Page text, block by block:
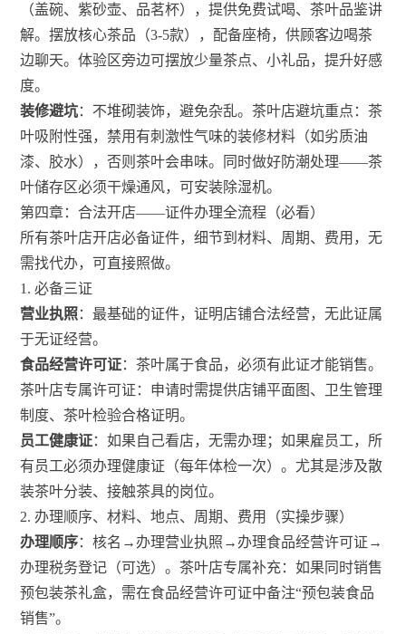
（盖碗、紫砂壶、品茗杯），提供免费试喝、茶叶品鉴讲
解。摆放核心茶品（3-5款），配备座椅，供顾客边喝茶
边聊天。体验区旁边可摆放少量茶点、小礼品，提升好感
度。
装修避坑：不堆砌装饰，避免杂乱。茶叶店避坑重点：茶
叶吸附性强，禁用有刺激性气味的装修材料（如劣质油
漆、胶水），否则茶叶会串味。同时做好防潮处理——茶
叶储存区必须干燥通风，可安装除湿机。
第四章：合法开店——证件办理全流程（必看）
所有茶叶店开店必备证件，细节到材料、周期、费用，无
需找代办，可直接照做。
1. 必备三证
营业执照：最基础的证件，证明店铺合法经营，无此证属
于无证经营。
食品经营许可证：茶叶属于食品，必须有此证才能销售。
茶叶店专属许可证：申请时需提供店铺平面图、卫生管理
制度、茶叶检验合格证明。
员工健康证：如果自己看店，无需办理；如果雇员工，所
有员工必须办理健康证（每年体检一次）。尤其是涉及散
装茶叶分装、接触茶具的岗位。
2. 办理顺序、材料、地点、周期、费用（实操步骤）
办理顺序：核名→办理营业执照→办理食品经营许可证→
办理税务登记（可选）。茶叶店专属补充：如果同时销售
预包装茶礼盒，需在食品经营许可证中备注“预包装食品
销售”。